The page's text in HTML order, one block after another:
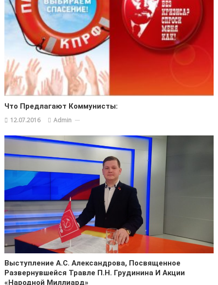
Что Предлагают Коммунисты:
12.07.2016 Admin
Выступление А.С. Александрова, Посвященное
Развернувшейся Травле П.Н. Грудинина И Акции
«Народной Миллиард»